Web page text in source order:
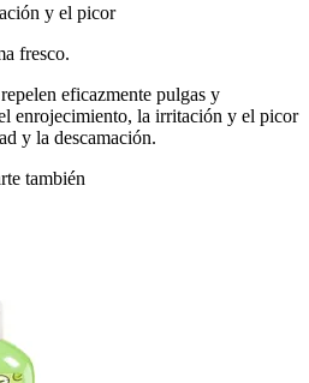
y el picor
fresco.
eficazmente pulgas y
enrojecimiento, la irritación y el picor
y la descamación.
también